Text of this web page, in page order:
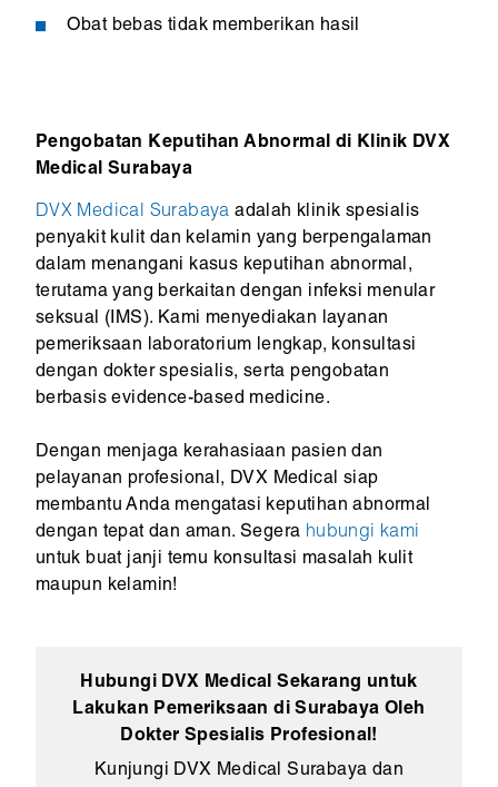
Obat bebas tidak memberikan hasil
Pengobatan Keputihan Abnormal di Klinik DVX
Medical Surabaya
DVX Medical Surabaya adalah klinik spesialis
penyakit kulit dan kelamin yang berpengalaman
dalam menangani kasus keputihan abnormal,
terutama yang berkaitan dengan infeksi menular
seksual (IMS). Kami menyediakan layanan
pemeriksaan laboratorium lengkap, konsultasi
dengan dokter spesialis, serta pengobatan
berbasis evidence-based medicine.
Dengan menjaga kerahasiaan pasien dan
pelayanan profesional, DVX Medical siap
membantu Anda mengatasi keputihan abnormal
dengan tepat dan aman. Segera hubungi kami
untuk buat janji temu konsultasi masalah kulit
maupun kelamin!
Hubungi DVX Medical Sekarang untuk
Lakukan Pemeriksaan di Surabaya Oleh
Dokter Spesialis Profesional!
Kunjungi DVX Medical Surabaya dan